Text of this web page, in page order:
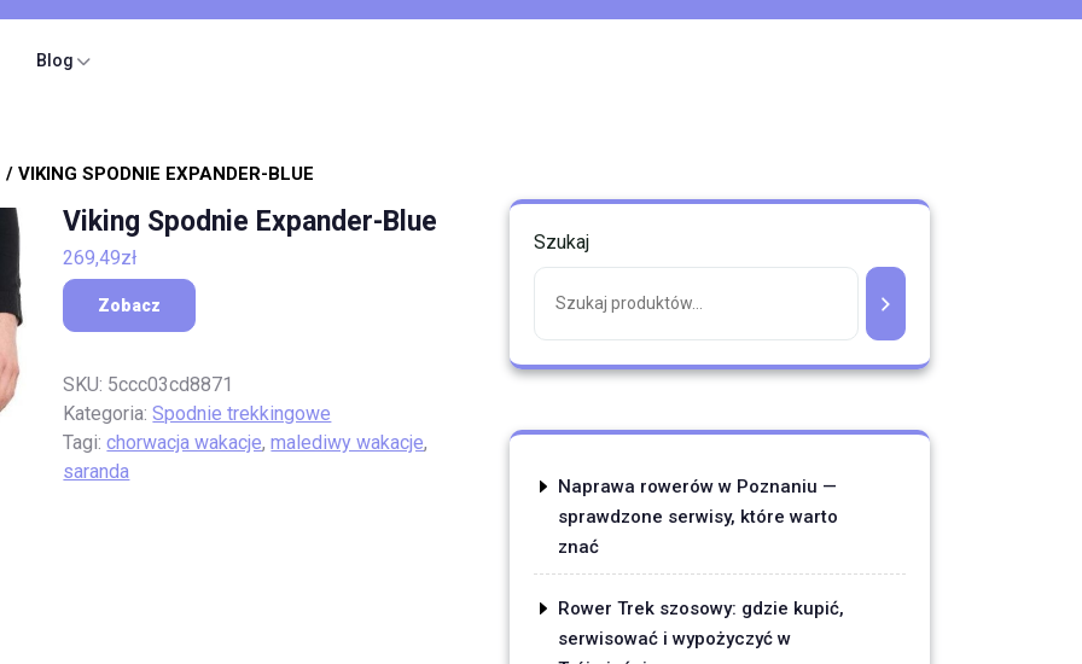
Blog
/ VIKING SPODNIE EXPANDER-BLUE
Viking Spodnie Expander-Blue
269,49zł
Zobacz
SKU: 5ccc03cd8871
Kategoria:Spodnie trekkingowe
Tagi:chorwacja wakacje,malediwy wakacje,
saranda
Szukaj
Naprawa rowerów w Poznaniu —
sprawdzone serwisy, które warto
znać
Rower Trek szosowy: gdzie kupić,
serwisować i wypożyczyć w